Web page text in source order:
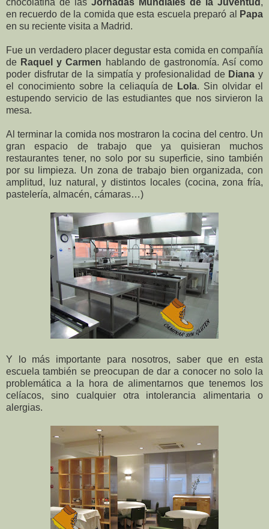
chocolatina de las Jornadas Mundiales de la Juventud ,
en recuerdo de la comida que esta escuela preparó al
Papa
en su reciente visita a Madrid.
Fue un verdadero placer degustar esta comida en compañía
de Raquel y Carmen hablando de gastronomía. Así como
poder disfrutar de la simpatía y profesionalidad de Diana y
el conocimiento sobre la celiaquía de Lola. Sin olvidar el
estupendo servicio de las estudiantes que nos sirvieron la
mesa.
Al terminar la comida nos mostraron la cocina del centro. Un
gran espacio de trabajo que ya quisieran muchos
restaurantes tener, no solo por su superficie, sino también
por su limpieza. Un zona de trabajo bien organizada, con
amplitud, luz natural, y distintos locales (cocina, zona fría,
pastelería, almacén, cámaras…)
Y lo más importante para nosotros, saber que en esta
escuela también se preocupan de dar a conocer no solo la
problemática a la hora de alimentarnos que tenemos los
celíacos, sino cualquier otra intolerancia alimentaria o
alergias.